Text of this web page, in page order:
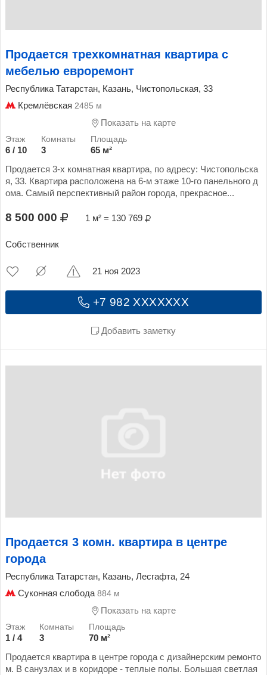
Продается трехкомнатная квартира с
мебелью евроремонт
Республика Татарстан, Казань, Чистопольская, 33
Кремлёвская 2485 м
Показать на карте
6 / 10 3
65 м²
Продается 3-х комнатная квартира, по адресу: Чистопольска
я, 33. Квартира расположена на 6-м этаже 10-го панельного д
ома. Самый перспективный район города, прекрасное...
8 500 000 1 м² = 130 769
Собственник
+7 982 XXXXXXX
Добавить заметку
21 ноя 2023
Продается 3 комн. квартира в центре
города
Республика Татарстан, Казань, Лесгафта, 24
Суконная слобода 884 м
Показать на карте
1 / 4 3
70 м²
Продается квартира в центре города с дизайнерским ремонто
м. В санузлах и в коридоре - теплые полы. Большая светлая